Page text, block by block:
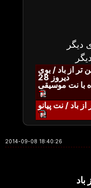
دیگر
تر از باد / بوی
دیروز 28
با نت موسیقی
باد / نت پیانو
2014-09-08 18:40:26